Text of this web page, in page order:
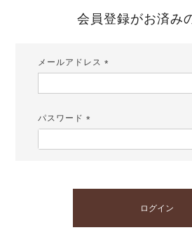
会員登録がお済み
メールアドレス
パスワード
ログイン